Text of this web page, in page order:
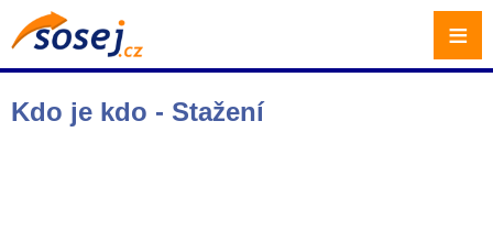
Kdo je kdo - Stažení
≡